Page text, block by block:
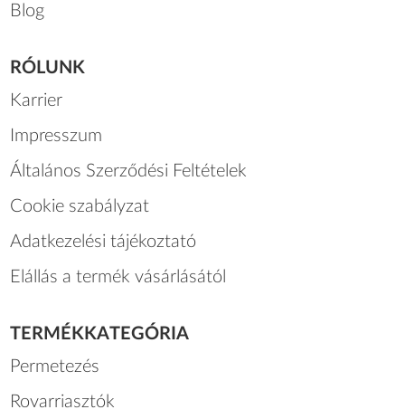
Blog
RÓLUNK
Karrier
Impresszum
Általános Szerződési Feltételek
Cookie szabályzat
Adatkezelési tájékoztató
Elállás a termék vásárlásától
TERMÉKKATEGÓRIA
Permetezés
Rovarriasztók